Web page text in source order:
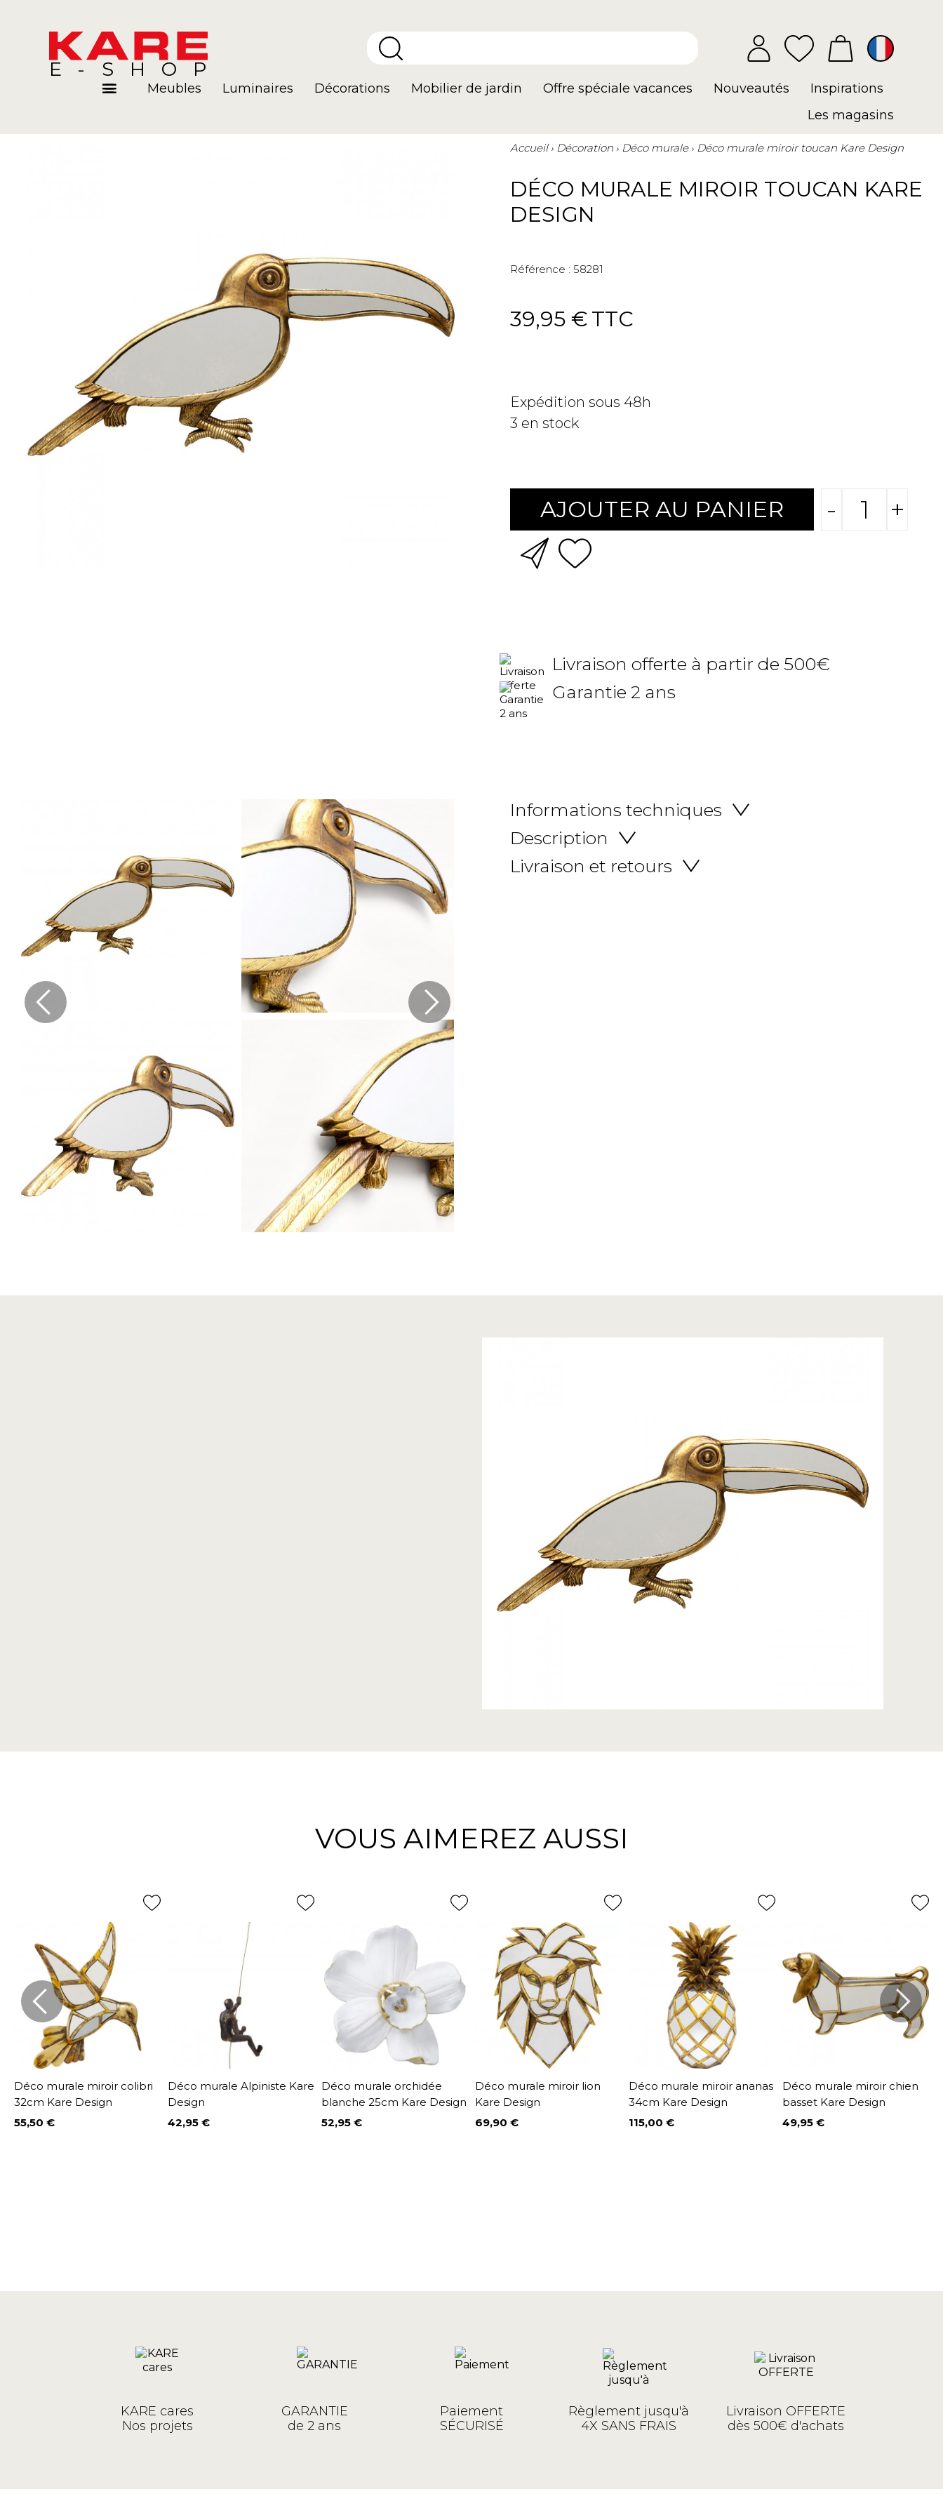
E-SHOP
Meubles Luminaires Décorations Mobilier de jardin Offre spéciale vacances Nouveautés
Inspirations
Les magasins
Accueil Décoration Déco murale Déco murale miroir toucan Kare Design
DÉCO MURALE MIROIR TOUCAN KARE
DESIGN
Référence : 58281
39,95 €TTC
Expédition sous 48h
3 en stock
AJOUTER AU PANIER - +
Livraison offerte à partir de 500€
Garantie 2 ans
Informations techniques
Description
Livraison et retours
VOUS AIMEREZ AUSSI
Déco murale miroir colibri
32cm Kare Design
Prix
55,50 €
Déco murale Alpiniste Kare
Design
Prix
42,95 €
Déco murale orchidée
blanche 25cm Kare Design
Prix
52,95 €
Déco murale miroir lion
Kare Design
Prix
69,90 €
Déco murale miroir ananas
34cm Kare Design
Prix
115,00 €
Déco murale miroir chien
basset Kare Design
Prix
49,95 €
KARE cares
Nos projets
GARANTIE
de 2 ans
Paiement
SÉCURISÉ
Règlement jusqu'à
4X SANS FRAIS
Livraison OFFERTE
dès 500€ d'achats